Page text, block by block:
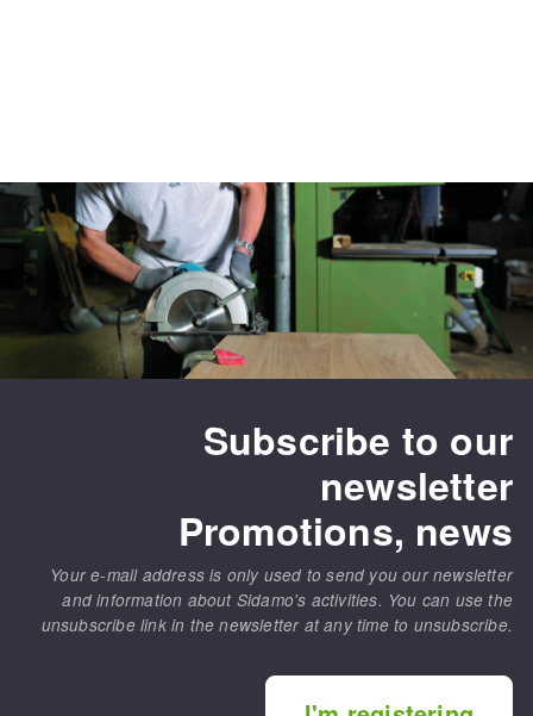
Subscribe to our
newsletter
Promotions, news
Your e-mail address is only used to send you our newsletter
and information about Sidamo's activities. You can use the
unsubscribe link in the newsletter at any time to unsubscribe.